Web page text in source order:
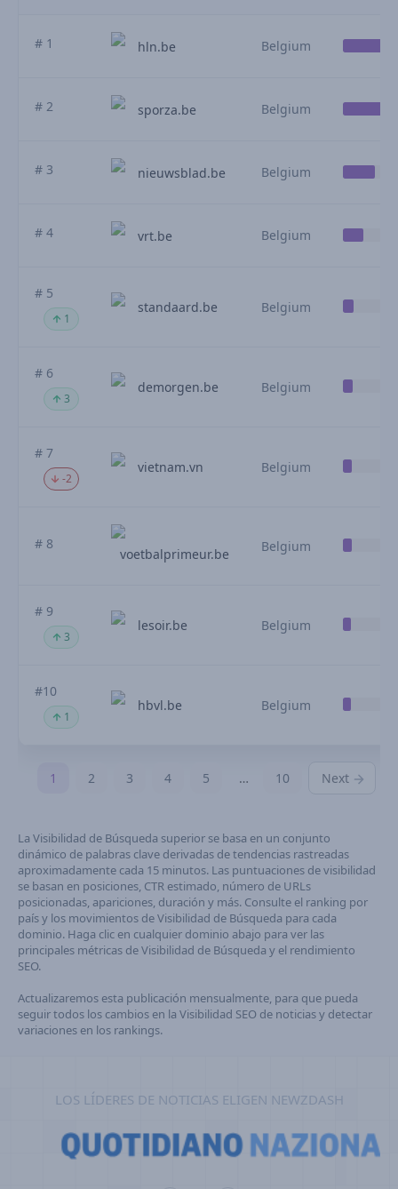
# 1 hln.be Belgium
# 2 sporza.be Belgium
# 3 nieuwsblad.be Belgium
# 4 vrt.be Belgium
# 5
1
standaard.be Belgium
# 6
3
demorgen.be Belgium
# 7
-2
vietnam.vn Belgium
# 8
voetbalprimeur.be Belgium
# 9
3
lesoir.be Belgium
#10
1
hbvl.be Belgium
1 2 3 4 5 … 10 Next
La Visibilidad de Búsqueda superior se basa en un conjunto
dinámico de palabras clave derivadas de tendencias rastreadas
aproximadamente cada 15 minutos. Las puntuaciones de visibilidad
se basan en posiciones, CTR estimado, número de URLs
posicionadas, apariciones, duración y más. Consulte el ranking por
país y los movimientos de Visibilidad de Búsqueda para cada
dominio. Haga clic en cualquier dominio abajo para ver las
principales métricas de Visibilidad de Búsqueda y el rendimiento
SEO.
Actualizaremos esta publicación mensualmente, para que pueda
seguir todos los cambios en la Visibilidad SEO de noticias y detectar
variaciones en los rankings.
LOS LÍDERES DE NOTICIAS ELIGEN NEWZDASH